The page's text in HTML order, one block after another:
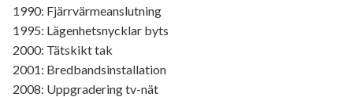
1990: Fjärrvärmeanslutning
1995: Lägenhetsnycklar byts
2000: Tätskikt tak
2001: Bredbandsinstallation
2008: Uppgradering tv-nät